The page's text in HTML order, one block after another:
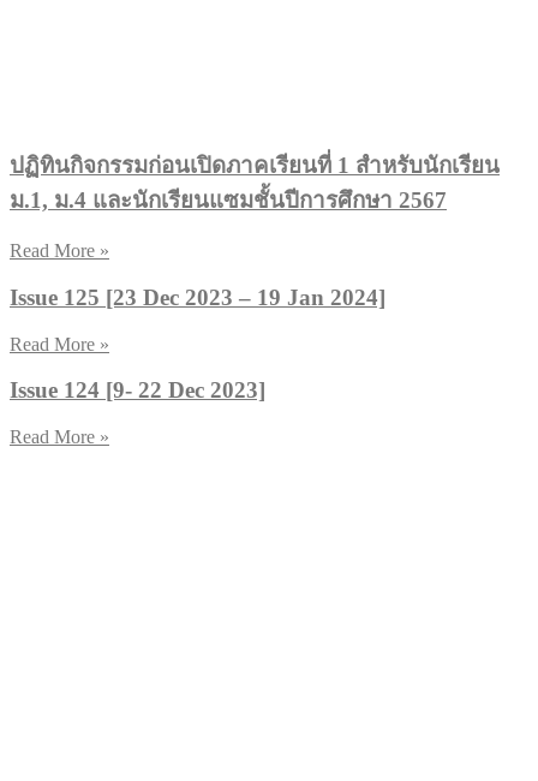
ปฏิทินกิจกรรมก่อนเปิดภาคเรียนที่ 1 สำหรับนักเรียน
ม.1, ม.4 และนักเรียนแซมชั้นปีการศึกษา 2567
Read More »
Issue 125 [23 Dec 2023 – 19 Jan 2024]
Read More »
Issue 124 [9- 22 Dec 2023]
Read More »